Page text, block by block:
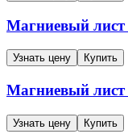
Магниевый лист
Узнать цену Купить
Магниевый лист
Узнать цену Купить